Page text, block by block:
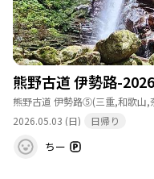
熊野古道 伊勢路⑤(三重,和歌山,
2026.05.03 (日)
日帰り
ちー